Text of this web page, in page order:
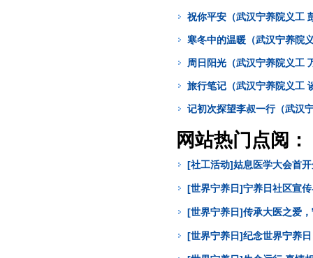
祝你平安（武汉宁养院义工
寒冬中的温暖（武汉宁养院
周日阳光（武汉宁养院义工
旅行笔记（武汉宁养院义工
记初次探望李叔一行（武汉
网站热门点阅：
[社工活动]姑息医学大会首
[世界宁养日]宁养日社区宣
[世界宁养日]传承大医之爱
[世界宁养日]纪念世界宁养